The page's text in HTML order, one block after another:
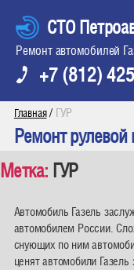
СТО
Ремонт автомобилей
+7 (812)
Главная/ ГУР
Ремонт рулевой
Метка: ГУР
Автомобиль Газель
автомобилем России.
снующих по ним
ценят автомобили